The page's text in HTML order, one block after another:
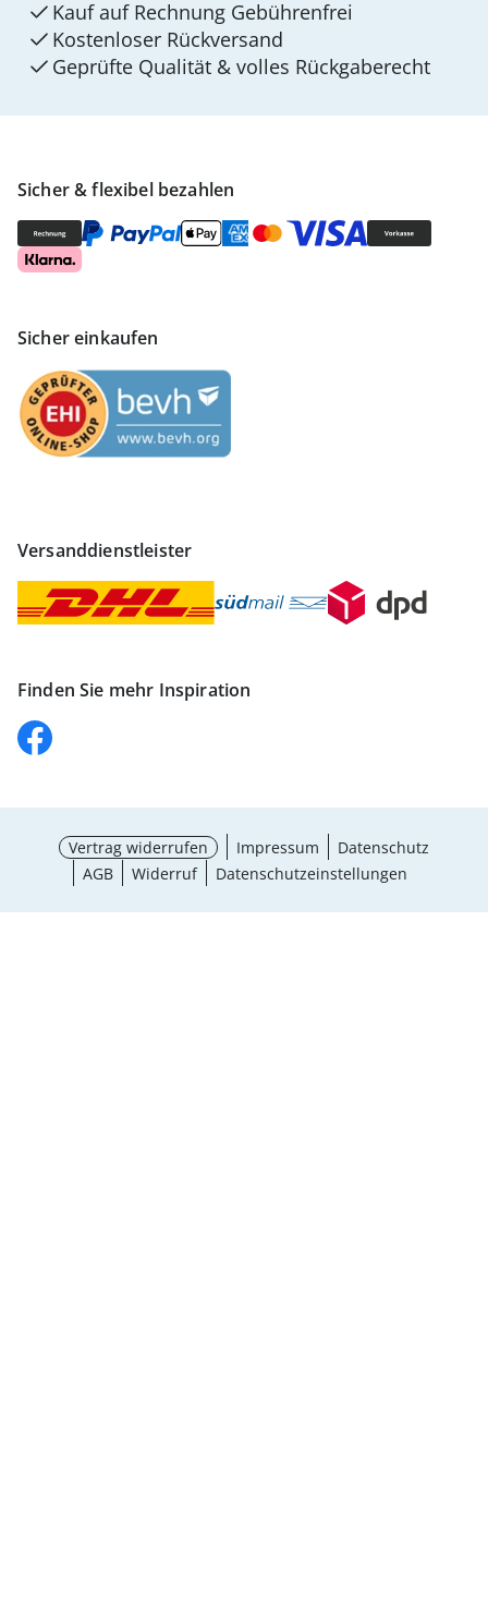
Sicher & flexibel bezahlen
Sicher einkaufen
Versanddienstleister
Finden Sie mehr Inspiration
Kauf auf Rechnung Gebührenfrei
Kostenloser Rückversand
Geprüfte Qualität & volles Rückgaberecht
Vertrag widerrufen Impressum
Datenschutz
AGB
Widerruf Datenschutzeinstellungen